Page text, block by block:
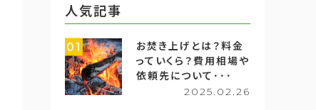
人気記事
01
お焚き上げとは？料金
っていくら？費用相場や
依頼先について･･･
2025.02.26